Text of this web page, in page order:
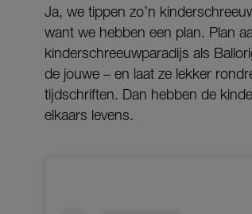
Ja, we tippen zo’n
want we hebben een plan. Plan
kinderschreeuwparadijs als
de jouwe – en laat ze lekker
tijdschriften. Dan hebben de
elkaars levens.